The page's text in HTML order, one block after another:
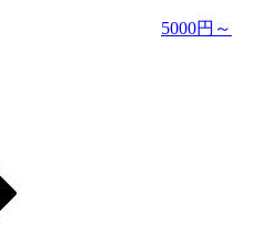
5000円～